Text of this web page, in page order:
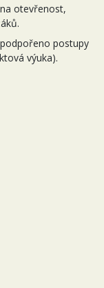
otevřenost,
postupy
výuka).